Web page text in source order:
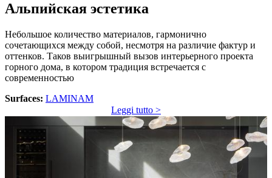
Альпийская эстетика
Небольшое количество материалов, гармонично
сочетающихся между собой, несмотря на различие фактур и
оттенков. Таков выигрышный вызов интерьерного проекта
горного дома, в котором традиция встречается с
современностью
Surfaces: LAMINAM
Leggi tutto >